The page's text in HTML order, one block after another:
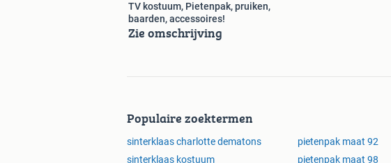
TV kostuum, Pietenpak, pruiken,
baarden, accessoires!
Zie omschrijving
Populaire zoektermen
sinterklaas charlotte dematons pietenpak maat 92
sinterklaas kostuum
pietenpak maat 98